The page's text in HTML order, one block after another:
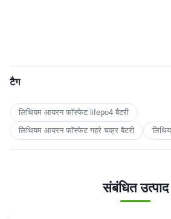
टैग
लिथियम आयरन फॉस्फेट lifepo4 बैटरी
लिथियम आयरन फॉस्फेट गहरे चक्र बैटरी
संबंधित उत्पाद